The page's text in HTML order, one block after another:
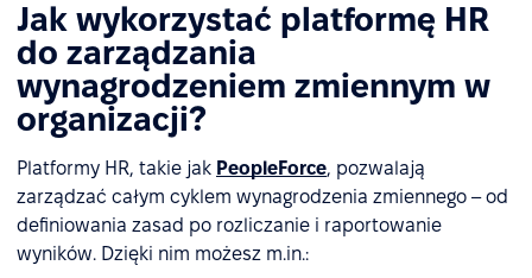
Jak wykorzystać platformę HR
do zarządzania
wynagrodzeniem zmiennym w
organizacji?
Platformy HR, takie jak PeopleForce, pozwalają
zarządzać całym cyklem wynagrodzenia zmiennego – od
definiowania zasad po rozliczanie i raportowanie
wyników. Dzięki nim możesz m.in.: